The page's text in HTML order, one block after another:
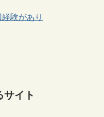
験があり
サイト